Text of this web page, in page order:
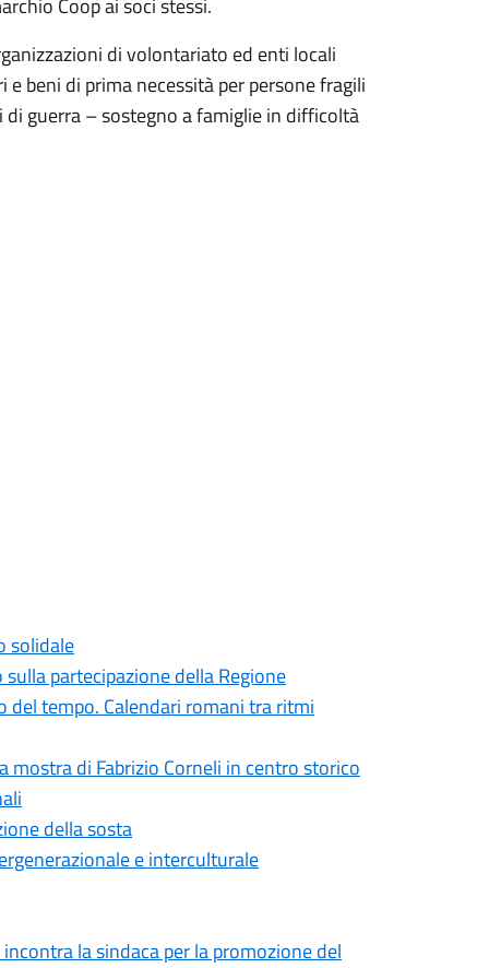
Coop ai soci stessi.
di volontariato ed enti locali
beni di prima necessità per persone fragili
guerra – sostegno a famiglie in difficoltà
solidale
partecipazione della Regione
del tempo. Calendari romani tra ritmi
mostra di Fabrizio Corneli in centro storico
della sosta
e interculturale
la sindaca per la promozione del